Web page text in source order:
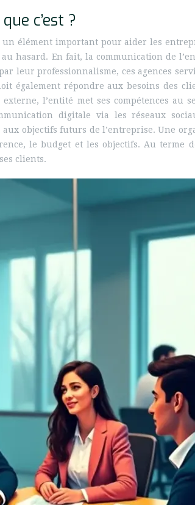
c’est ?
un élément important pour aider les
hasard. En fait, la communication de
leur professionnalisme, ces agences
également répondre aux besoins des
l’entité met ses compétences
digitale via les réseaux
objectifs futurs de l’entreprise. Une
le budget et les objectifs. Au terme
clients.